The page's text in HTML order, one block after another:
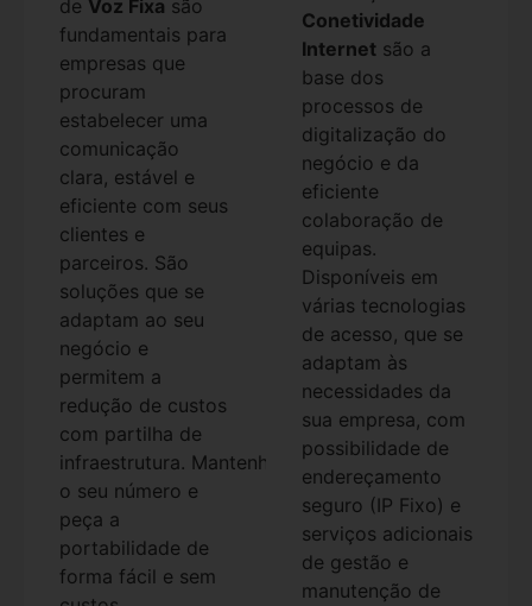
de Voz Fixa são
fundamentais para
empresas que
procuram
estabelecer uma
comunicação
clara, estável e
eficiente com seus
clientes e
parceiros. São
soluções que se
adaptam ao seu
negócio e
permitem a
redução de custos
com partilha de
infraestrutura. Mantenha
o seu número e
peça a
portabilidade de
forma fácil e sem
Conetividade
Internet são a
base dos
processos de
digitalização do
negócio e da
eficiente
colaboração de
equipas.
Disponíveis em
várias tecnologias
de acesso, que se
adaptam às
necessidades da
sua empresa, com
possibilidade de
endereçamento
seguro (IP Fixo) e
serviços adicionais
de gestão e
manutenção de